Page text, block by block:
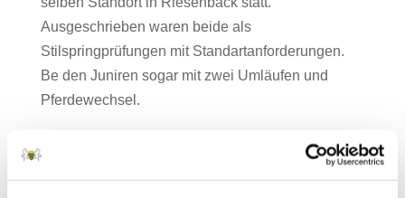
Ausgeschrieben waren beide als
Stilspringprüfungen mit Standartanforderungen.
Be den Juniren sogar mit zwei Umläufen und
Pferdewechsel.
mit einer klasse Runde Antonia Häsler und Pierro